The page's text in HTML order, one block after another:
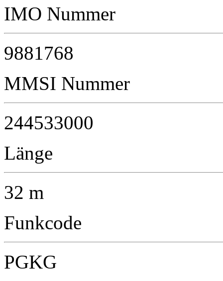
IMO Nummer
9881768
MMSI Nummer
244533000
Länge
32 m
Funkcode
PGKG